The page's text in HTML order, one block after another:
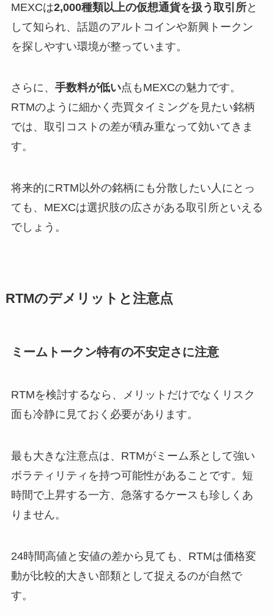
MEXCは2,000種類以上の仮想通貨を扱う取引所と
して知られ、話題のアルトコインや新興トークン
を探しやすい環境が整っています。
さらに、 手数料が低い点もMEXCの魅力です。
RTMのように細かく売買タイミングを見たい銘柄
では、取引コストの差が積み重なって効いてきま
す。
将来的にRTM以外の銘柄にも分散したい人にとっ
ても、MEXCは選択肢の広さがある取引所といえる
でしょう。
RTMのデメリットと注意点
ミームトークン特有の不安定さに注意
RTMを検討するなら、メリットだけでなくリスク
面も冷静に見ておく必要があります。
最も大きな注意点は、RTMがミーム系として強い
ボラティリティを持つ可能性があることです。短
時間で上昇する一方、急落するケースも珍しくあ
りません。
24時間高値と安値の差から見ても、RTMは価格変
動が比較的大きい部類として捉えるのが自然で
す。